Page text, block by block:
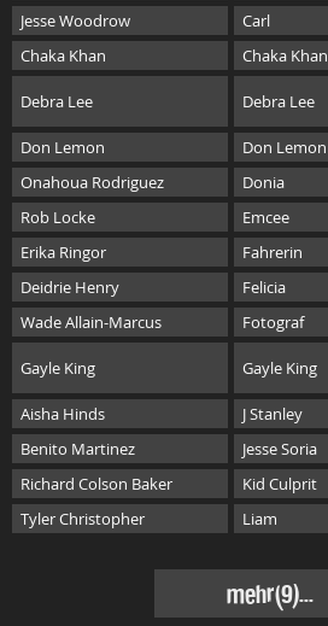
Jesse Woodrow
Carl
Chaka Khan
Chaka Khan
Debra Lee Debra Lee
Don Lemon
Don Lemon
Onahoua Rodriguez
Donia
Rob Locke
Emcee
Erika Ringor
Fahrerin
Deidrie Henry
Felicia
Wade Allain-Marcus
Fotograf
Gayle King Gayle King
Aisha Hinds
J Stanley
Benito Martinez
Jesse Soria
Richard Colson Baker
Kid Culprit
Tyler Christopher
Liam
mehr(9)...